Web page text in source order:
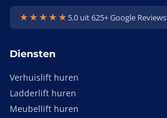
★★★★★ 5.0 uit 625+ Google Reviews
Diensten
Verhuislift huren
Ladderlift huren
Meubellift huren